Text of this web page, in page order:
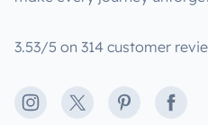
3.53/5 on 314 customer
Instagram
X Pinterest